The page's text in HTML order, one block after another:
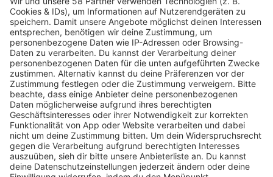
Tyga hat sein neues Album "$TARFACE" angekündigt.
Statt
Rap setzt der US-Star auf Synth-Pop, Funk und R&B
im Stil der 80er-Jahre.
mehr lesen